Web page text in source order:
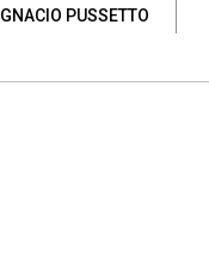
IGNACIO PUSSETTO